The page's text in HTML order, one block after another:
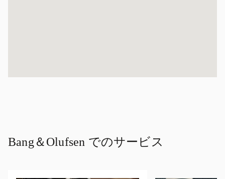
Bang＆Olufsen でのサービス